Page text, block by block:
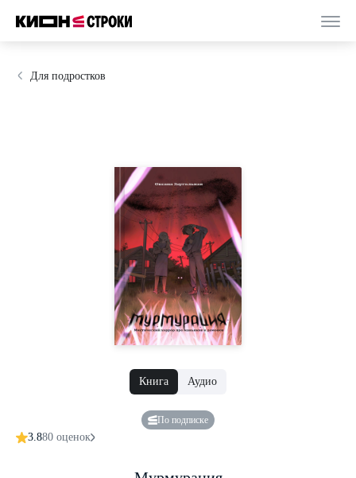
Для подростков
Книга Аудио
По подписке
3.880 оценок